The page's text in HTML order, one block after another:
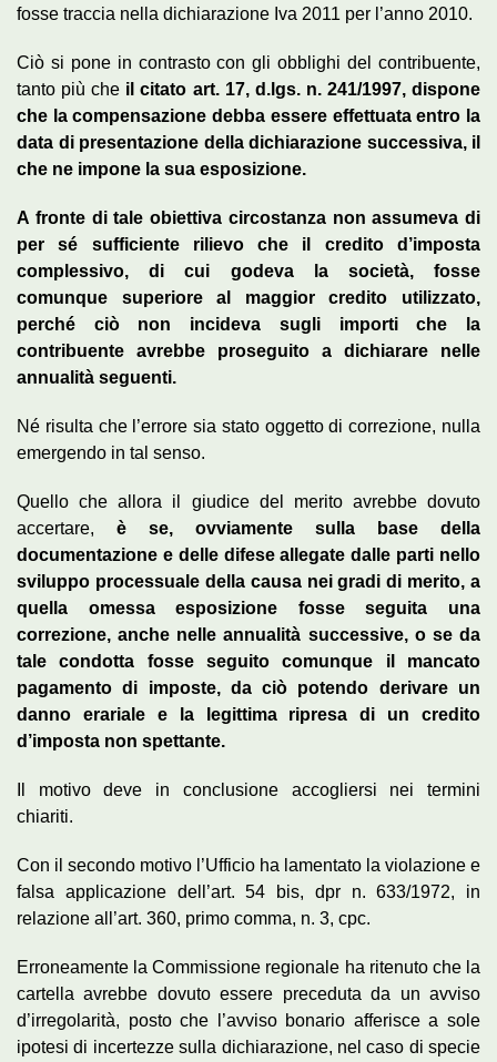
fosse traccia nella dichiarazione Iva 2011 per l’anno 2010.
Ciò si pone in contrasto con gli obblighi del contribuente,
tanto più che il citato art. 17, d.lgs. n. 241/1997, dispone
che la compensazione debba essere effettuata entro la
data di presentazione della dichiarazione successiva, il
che ne impone la sua esposizione.
A fronte di tale obiettiva circostanza non assumeva di
per sé sufficiente rilievo che il credito d’imposta
complessivo, di cui godeva la società, fosse
comunque superiore al maggior credito utilizzato,
perché ciò non incideva sugli importi che la
contribuente avrebbe proseguito a dichiarare nelle
annualità seguenti.
Né risulta che l’errore sia stato oggetto di correzione, nulla
emergendo in tal senso.
Quello che allora il giudice del merito avrebbe dovuto
accertare, è se, ovviamente sulla base della
documentazione e delle difese allegate dalle parti nello
sviluppo processuale della causa nei gradi di merito, a
quella omessa esposizione fosse seguita una
correzione, anche nelle annualità successive, o se da
tale condotta fosse seguito comunque il mancato
pagamento di imposte, da ciò potendo derivare un
danno erariale e la legittima ripresa di un credito
d’imposta non spettante.
Il motivo deve in conclusione accogliersi nei termini
chiariti.
Con il secondo motivo l’Ufficio ha lamentato la violazione e
falsa applicazione dell’art. 54 bis, dpr n. 633/1972, in
relazione all’art. 360, primo comma, n. 3, cpc.
Erroneamente la Commissione regionale ha ritenuto che la
cartella avrebbe dovuto essere preceduta da un avviso
d’irregolarità, posto che l’avviso bonario afferisce a sole
ipotesi di incertezze sulla dichiarazione, nel caso di specie